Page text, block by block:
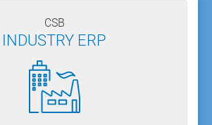
CSB
INDUSTRY ERP